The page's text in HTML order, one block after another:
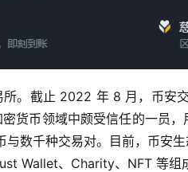
。截止 2022 年 8 月，币安
货币领域中颇受信任的一员
数千种交易对。目前，币安
Wallet、Charity、NFT 等组